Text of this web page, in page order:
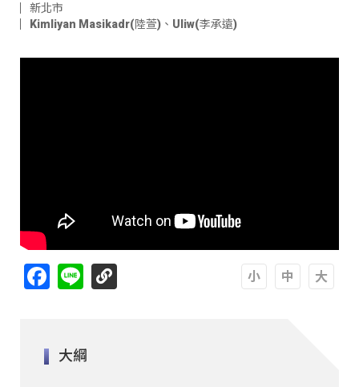
新北市
Kimliyan Masikadr(陸萱) 、 Uliw(李承遠)
Facebook
Line
大綱